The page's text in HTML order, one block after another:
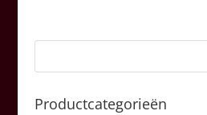
Productcategorieën